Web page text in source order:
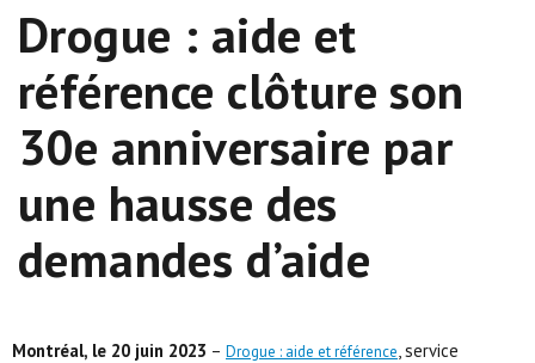
Drogue : aide et
référence clôture son
30e anniversaire par
une hausse des
demandes d’aide
Montréal, le 20 juin 2023 – Drogue : aide et référence , service